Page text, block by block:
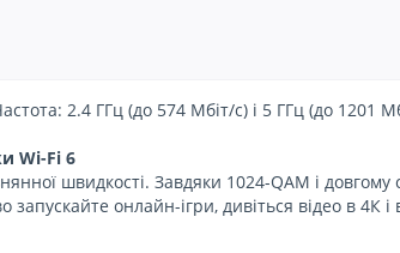
2.4 ГГц (до 574 Мбіт/с) і 5 ГГц (до 1201
Wi-Fi 6
швидкості. Завдяки 1024-QAM і
запускайте онлайн-ігри, дивіться відео в 4К